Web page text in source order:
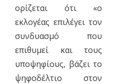
ορίζεται ότι «ο
εκλογέας επιλέγει τον
συνδυασμό που
επιθυμεί και τους
υποψηφίους, βάζει το
ψηφοδέλτιο στον